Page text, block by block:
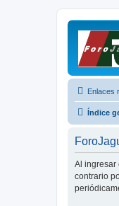
Enlaces
Índice
Al ingresar
contrario